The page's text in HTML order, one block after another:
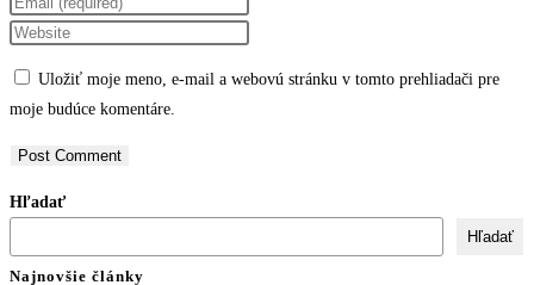
name
username
to
comment
your
address
to
comment
Enter
website
URL
(optional)
Uložiť moje meno, e-mail a webovú stránku v tomto prehliadači pre
moje budúce komentáre.
Hľadať
Hľadať
Najnovšie články